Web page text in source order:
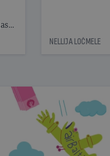
NELLIJA LOČMELE